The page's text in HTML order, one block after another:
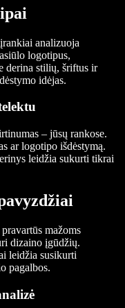
analizuoja
logotipus,
derina stilių, šriftus ir
idėjas.
– jūsų rankose.
ar logotipo išdėstymą.
leidžia sukurti tikrai
mažoms
dizaino įgūdžių.
leidžia susikurti
pagalbos.